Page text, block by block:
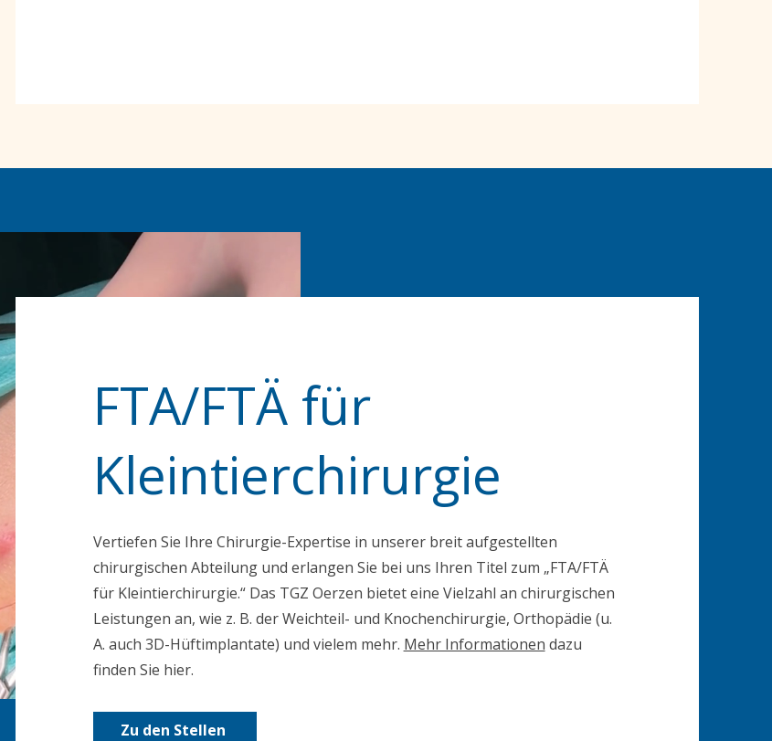
FTA/FTÄ für
Kleintierchirurgie
Vertiefen Sie Ihre Chirurgie-Expertise in unserer breit aufgestellten
chirurgischen Abteilung und erlangen Sie bei uns Ihren Titel zum „FTA/FTÄ
für Kleintierchirurgie.“ Das TGZ Oerzen bietet eine Vielzahl an chirurgischen
Leistungen an, wie z. B. der Weichteil- und Knochenchirurgie, Orthopädie (u.
A. auch 3D-Hüftimplantate) und vielem mehr. Mehr Informationen dazu
finden Sie hier.
Zu den Stellen